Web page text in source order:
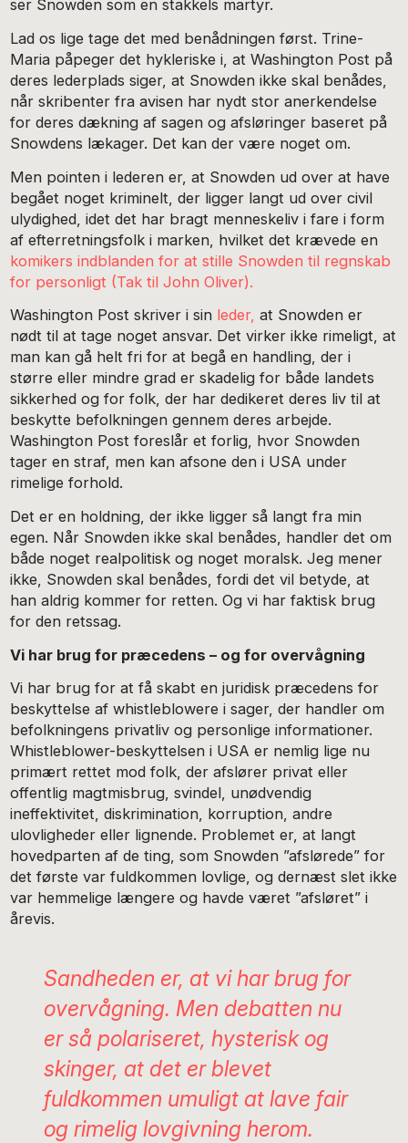
ser Snowden som en stakkels martyr.
Lad os lige tage det med benådningen først. Trine-
Maria påpeger det hykleriske i, at Washington Post på
deres lederplads siger, at Snowden ikke skal benådes,
når skribenter fra avisen har nydt stor anerkendelse
for deres dækning af sagen og afsløringer baseret på
Snowdens lækager. Det kan der være noget om.
Men pointen i lederen er, at Snowden ud over at have
begået noget kriminelt, der ligger langt ud over civil
ulydighed, idet det har bragt menneskeliv i fare i form
af efterretningsfolk i marken, hvilket det krævede en
komikers indblanden for at stille Snowden til regnskab
for personligt (Tak til John Oliver).
Washington Post skriver i sin leder, at Snowden er
nødt til at tage noget ansvar. Det virker ikke rimeligt, at
man kan gå helt fri for at begå en handling, der i
større eller mindre grad er skadelig for både landets
sikkerhed og for folk, der har dedikeret deres liv til at
beskytte befolkningen gennem deres arbejde.
Washington Post foreslår et forlig, hvor Snowden
tager en straf, men kan afsone den i USA under
rimelige forhold.
Det er en holdning, der ikke ligger så langt fra min
egen. Når Snowden ikke skal benådes, handler det om
både noget realpolitisk og noget moralsk. Jeg mener
ikke, Snowden skal benådes, fordi det vil betyde, at
han aldrig kommer for retten. Og vi har faktisk brug
for den retssag.
Vi har brug for præcedens – og for overvågning
Vi har brug for at få skabt en juridisk præcedens for
beskyttelse af whistleblowere i sager, der handler om
befolkningens privatliv og personlige informationer.
Whistleblower-beskyttelsen i USA er nemlig lige nu
primært rettet mod folk, der afslører privat eller
offentlig magtmisbrug, svindel, unødvendig
ineffektivitet, diskrimination, korruption, andre
ulovligheder eller lignende. Problemet er, at langt
hovedparten af de ting, som Snowden ”afslørede” for
det første var fuldkommen lovlige, og dernæst slet ikke
var hemmelige længere og havde været ”afsløret” i
årevis.
Sandheden er, at vi har brug for
overvågning. Men debatten nu
er så polariseret, hysterisk og
skinger, at det er blevet
fuldkommen umuligt at lave fair
og rimelig lovgivning herom.